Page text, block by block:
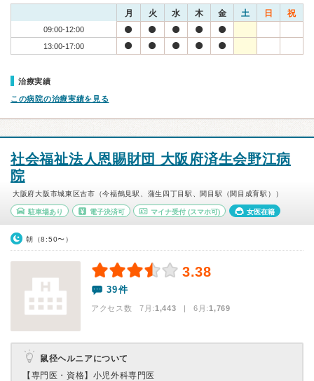
月 火 水 木 金 土 日 祝
09:00-12:00
13:00-17:00
治療実績
この病院の治療実績を見る
社会福祉法人恩賜財団 大阪府済生会野江病
院
大阪府大阪市城東区古市（今福鶴見駅、蒲生四丁目駅、関目駅（関目成育駅））
駐車場あり 電子決済可 マイナ受付 (スマホ可) 女医在籍
朝（8:50〜）
3.38
39件
アクセス数 7月:1,443 | 6月:1,769
鼠径ヘルニアについて
【専門医・資格】 小児外科専門医